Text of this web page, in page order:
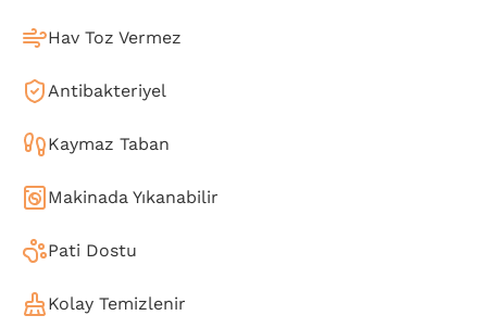
Hav Toz Vermez
Antibakteriyel
Kaymaz Taban
Makinada Yıkanabilir
Pati Dostu
Kolay Temizlenir